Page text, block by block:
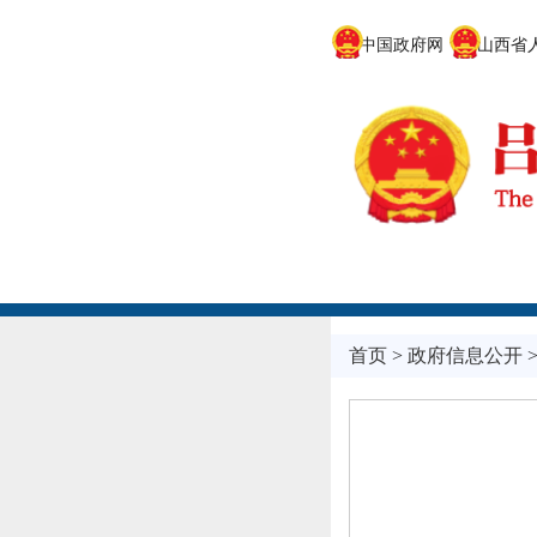
中国政府网 山西省人
首页> 政府信息公开